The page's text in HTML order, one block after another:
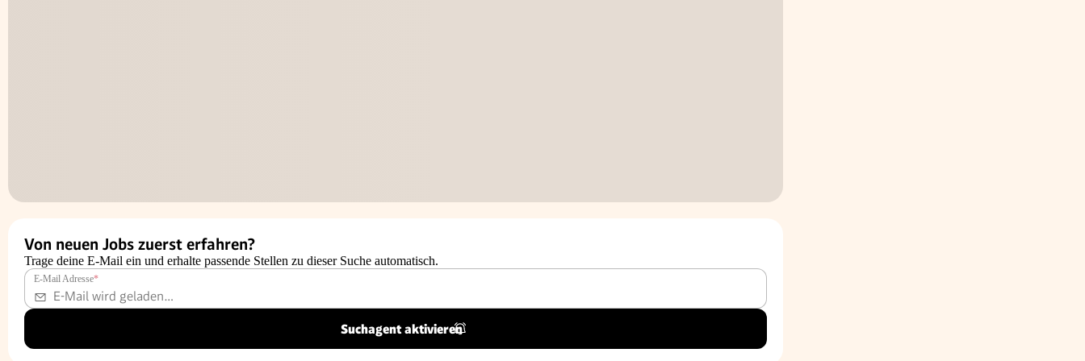
Von neuen Jobs zuerst erfahren?
Trage deine E-Mail ein und erhalte passende Stellen zu dieser Suche automatisch.
E-Mail Adresse*
Suchagent aktivieren